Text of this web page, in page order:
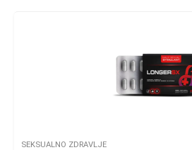
SEKSUALNO ZDRAVLJE